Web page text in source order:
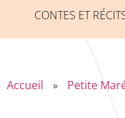
CONTES ET
Accueil » Petite